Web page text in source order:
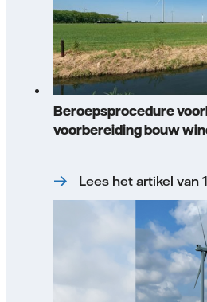
Beroepsprocedure
voorbereiding bouw
Lees het artikel van